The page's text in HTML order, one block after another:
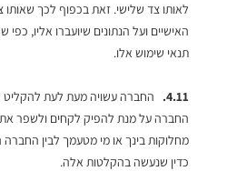
לאותו צד שלישי. זאת בכפוף לכך שאותו
האישיים ועל הנתונים שיועברו אליו,
תנאי שימוש אלו.
4.11.
החברה עשויה מעת לעת להקליט
החברה על מנת להפיק לקחים ולשפר
מחלוקות בינך או מי מטעמך לבין
כדין שנעשה בהקלטות אלה.